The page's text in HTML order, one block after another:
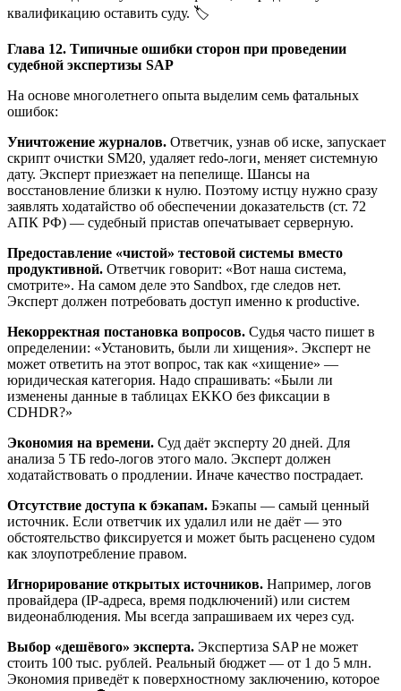
квалификацию оставить суду. 🏷️
Глава 12. Типичные ошибки сторон при проведении
судебной экспертизы SAP
На основе многолетнего опыта выделим семь фатальных
ошибок:
Уничтожение журналов. Ответчик, узнав об иске, запускает
скрипт очистки SM20, удаляет redo-логи, меняет системную
дату. Эксперт приезжает на пепелище. Шансы на
восстановление близки к нулю. Поэтому истцу нужно сразу
заявлять ходатайство об обеспечении доказательств (ст. 72
АПК РФ) — судебный пристав опечатывает серверную.
Предоставление «чистой» тестовой системы вместо
продуктивной. Ответчик говорит: «Вот наша система,
смотрите». На самом деле это Sandbox, где следов нет.
Эксперт должен потребовать доступ именно к productive.
Некорректная постановка вопросов. Судья часто пишет в
определении: «Установить, были ли хищения». Эксперт не
может ответить на этот вопрос, так как «хищение» —
юридическая категория. Надо спрашивать: «Были ли
изменены данные в таблицах EKKO без фиксации в
CDHDR?»
Экономия на времени. Суд даёт эксперту 20 дней. Для
анализа 5 ТБ redo-логов этого мало. Эксперт должен
ходатайствовать о продлении. Иначе качество пострадает.
Отсутствие доступа к бэкапам. Бэкапы — самый ценный
источник. Если ответчик их удалил или не даёт — это
обстоятельство фиксируется и может быть расценено судом
как злоупотребление правом.
Игнорирование открытых источников. Например, логов
провайдера (IP-адреса, время подключений) или систем
видеонаблюдения. Мы всегда запрашиваем их через суд.
Выбор «дешёвого» эксперта. Экспертиза SAP не может
стоить 100 тыс. рублей. Реальный бюджет — от 1 до 5 млн.
Экономия приведёт к поверхностному заключению, которое